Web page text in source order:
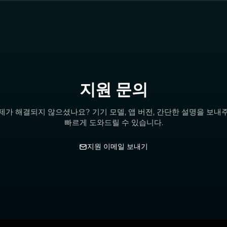
지원 문의
가 해결되지 않으셨나요? 기기 모델, 앱 버전, 간단한 설명을 보내
빠르게 도와드릴 수 있습니다.
지원 이메일 보내기